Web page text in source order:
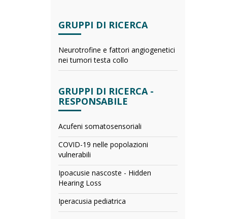
GRUPPI DI RICERCA
Neurotrofine e fattori angiogenetici
nei tumori testa collo
GRUPPI DI RICERCA -
RESPONSABILE
Acufeni somatosensoriali
COVID-19 nelle popolazioni
vulnerabili
Ipoacusie nascoste - Hidden
Hearing Loss
Iperacusia pediatrica